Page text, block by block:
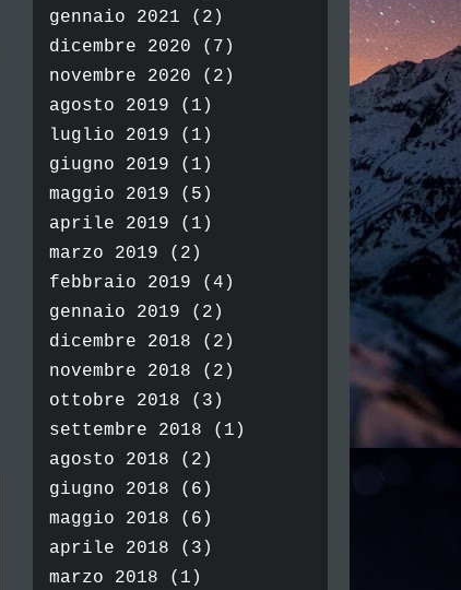
gennaio 2021 (2)
dicembre 2020 (7)
novembre 2020 (2)
agosto 2019 (1)
luglio 2019 (1)
giugno 2019 (1)
maggio 2019 (5)
aprile 2019 (1)
marzo 2019 (2)
febbraio 2019 (4)
gennaio 2019 (2)
dicembre 2018 (2)
novembre 2018 (2)
ottobre 2018 (3)
settembre 2018 (1)
agosto 2018 (2)
giugno 2018 (6)
maggio 2018 (6)
aprile 2018 (3)
marzo 2018 (1)